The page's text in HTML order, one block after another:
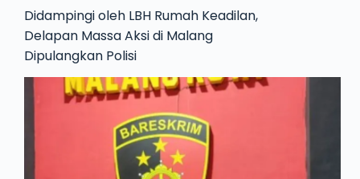
Didampingi oleh LBH Rumah Keadilan,
Delapan Massa Aksi di Malang
Dipulangkan Polisi